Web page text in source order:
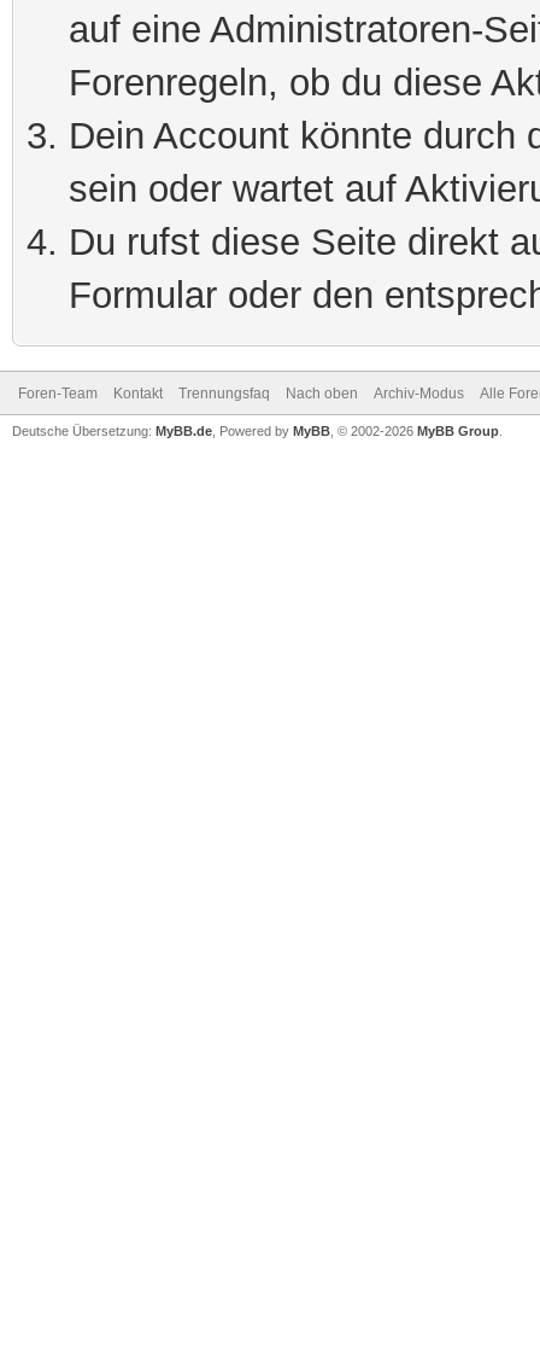
auf eine Administratoren-
Forenregeln, ob du diese
Dein Account könnte durch
sein oder wartet auf
Du rufst diese Seite direkt
Formular oder den
Foren-Team Kontakt Trennungsfaq Nach oben Archiv-Modus Alle
Deutsche Übersetzung: MyBB.de , Powered by MyBB , © 2002-2026 MyBB Group